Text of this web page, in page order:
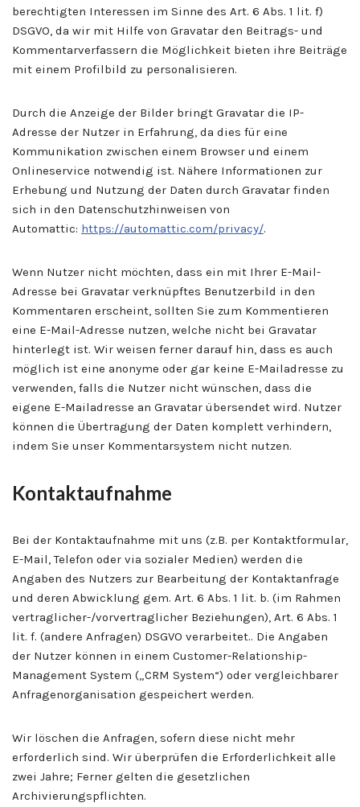
berechtigten Interessen im Sinne des Art. 6 Abs. 1 lit. f)
DSGVO, da wir mit Hilfe von Gravatar den Beitrags- und
Kommentarverfassern die Möglichkeit bieten ihre Beiträge
mit einem Profilbild zu personalisieren.
Durch die Anzeige der Bilder bringt Gravatar die IP-
Adresse der Nutzer in Erfahrung, da dies für eine
Kommunikation zwischen einem Browser und einem
Onlineservice notwendig ist. Nähere Informationen zur
Erhebung und Nutzung der Daten durch Gravatar finden
sich in den Datenschutzhinweisen von
Automattic: https://automattic.com/privacy/.
Wenn Nutzer nicht möchten, dass ein mit Ihrer E-Mail-
Adresse bei Gravatar verknüpftes Benutzerbild in den
Kommentaren erscheint, sollten Sie zum Kommentieren
eine E-Mail-Adresse nutzen, welche nicht bei Gravatar
hinterlegt ist. Wir weisen ferner darauf hin, dass es auch
möglich ist eine anonyme oder gar keine E-Mailadresse zu
verwenden, falls die Nutzer nicht wünschen, dass die
eigene E-Mailadresse an Gravatar übersendet wird. Nutzer
können die Übertragung der Daten komplett verhindern,
indem Sie unser Kommentarsystem nicht nutzen.
Kontaktaufnahme
Bei der Kontaktaufnahme mit uns (z.B. per Kontaktformular,
E-Mail, Telefon oder via sozialer Medien) werden die
Angaben des Nutzers zur Bearbeitung der Kontaktanfrage
und deren Abwicklung gem. Art. 6 Abs. 1 lit. b. (im Rahmen
vertraglicher-/vorvertraglicher Beziehungen), Art. 6 Abs. 1
lit. f. (andere Anfragen) DSGVO verarbeitet.. Die Angaben
der Nutzer können in einem Customer-Relationship-
Management System („CRM System“) oder vergleichbarer
Anfragenorganisation gespeichert werden.
Wir löschen die Anfragen, sofern diese nicht mehr
erforderlich sind. Wir überprüfen die Erforderlichkeit alle
zwei Jahre; Ferner gelten die gesetzlichen
Archivierungspflichten.